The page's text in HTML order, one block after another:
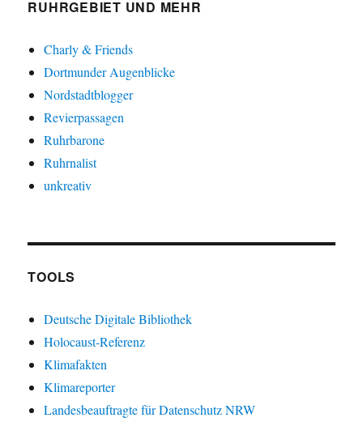
RUHRGEBIET UND MEHR
Charly & Friends
Dortmunder Augenblicke
Nordstadtblogger
Revierpassagen
Ruhrbarone
Ruhrnalist
unkreativ
TOOLS
Deutsche Digitale Bibliothek
Holocaust-Referenz
Klimafakten
Klimareporter
Landesbeauftragte für Datenschutz NRW